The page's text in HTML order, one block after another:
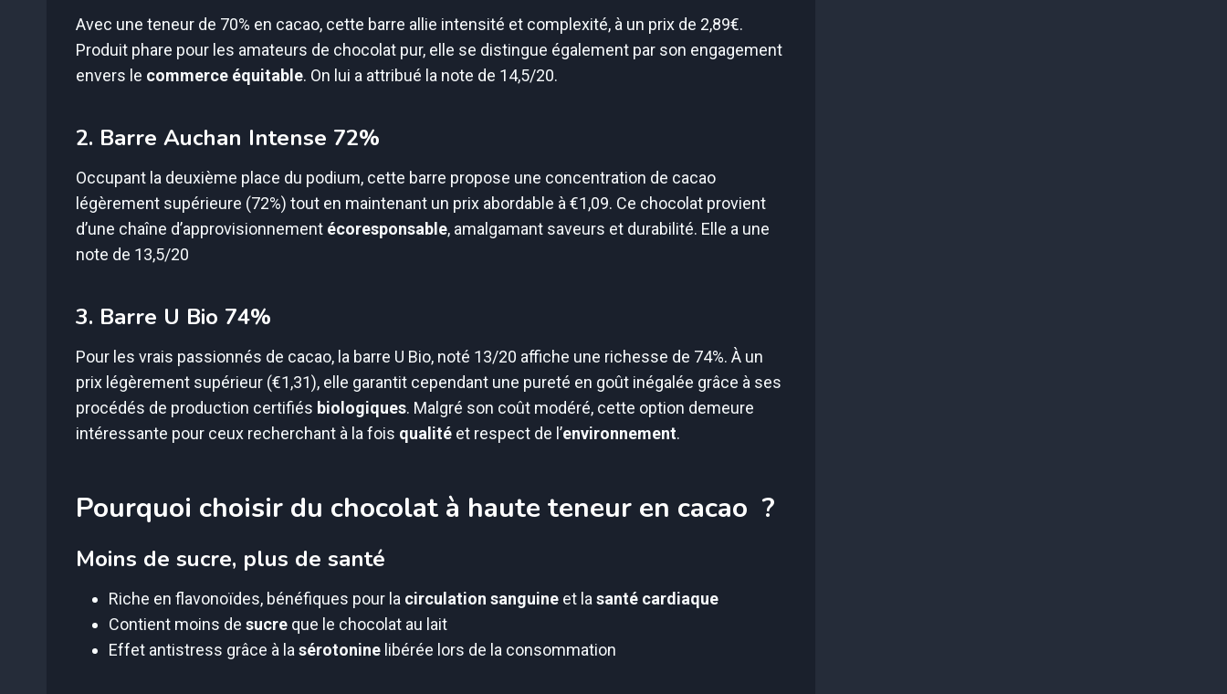
Avec une teneur de 70% en cacao, cette barre allie intensité et complexité, à un prix de 2,89€.
Produit phare pour les amateurs de chocolat pur, elle se distingue également par son engagement
envers le commerce équitable. On lui a attribué la note de 14,5/20.
2. Barre Auchan Intense 72%
Occupant la deuxième place du podium, cette barre propose une concentration de cacao
légèrement supérieure (72%) tout en maintenant un prix abordable à €1,09. Ce chocolat provient
d’une chaîne d’approvisionnement écoresponsable, amalgamant saveurs et durabilité. Elle a une
note de 13,5/20
3. Barre U Bio 74%
Pour les vrais passionnés de cacao, la barre U Bio, noté 13/20 affiche une richesse de 74%. À un
prix légèrement supérieur (€1,31), elle garantit cependant une pureté en goût inégalée grâce à ses
procédés de production certifiés biologiques. Malgré son coût modéré, cette option demeure
intéressante pour ceux recherchant à la fois qualité et respect de l’environnement.
Pourquoi choisir du chocolat à haute teneur en cacao ?
Moins de sucre, plus de santé
Riche en flavonoïdes, bénéfiques pour la circulation sanguine et la santé cardiaque
Contient moins de sucre que le chocolat au lait
Effet antistress grâce à la sérotonine libérée lors de la consommation